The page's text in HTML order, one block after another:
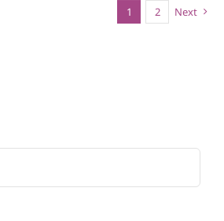
1 2 Next